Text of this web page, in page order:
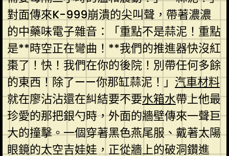
對面傳來K-999崩潰的尖叫聲，帶著濃濃
的中藥味電子雜音：「重點不是蒜泥！重點
是**時空正在彎曲！**我們的推進器快沒紅
棗了！快！我們在你的後院！別帶任何多餘
的東西！除了——你那缸蒜泥！」汽車材料
就在廖沾沾還在糾結要不要水箱水帶上他最
珍愛的那把銀勺時，外面的牆壁傳來一聲巨
大的撞擊。一個穿著黑色燕尾服、戴著太陽
眼鏡的太空吉娃娃，正從牆上的破洞鑽進